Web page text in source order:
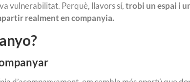
vulnerabilitat. Perquè, llavors sí, trobi un espai i
realment en companyia.